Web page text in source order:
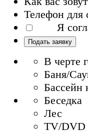
Телефон для
Я
Подать заявку
В черте
Баня/
Бассейн
Беседка
Лес
TV/DVD